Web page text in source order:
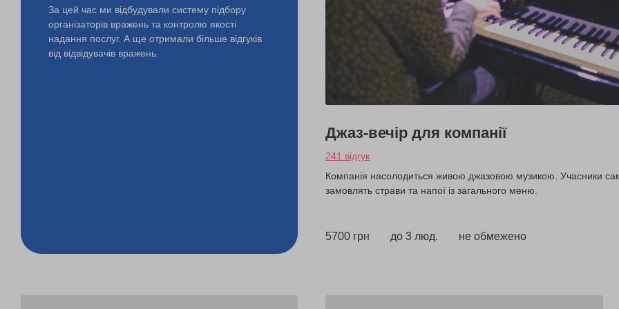
За цей час ми відбудували систему підбору
організаторів вражень та контролю якості
надання послуг. А ще отримали більше відгуків
від відвідувачів вражень.
Джаз-вечір для компанії
241 відгук
Компанія насолодиться живою джазовою музикою. Учасники
замовлять страви та напої із загального меню.
5700 грн до 3 люд. не обмежено